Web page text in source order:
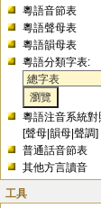
粵語音節表
粵語聲母表
粵語韻母表
粵語分類字表:
粵語注音系統對
[聲母 |韻母 |聲調]
普通話音節表
其他方言讀音
工具